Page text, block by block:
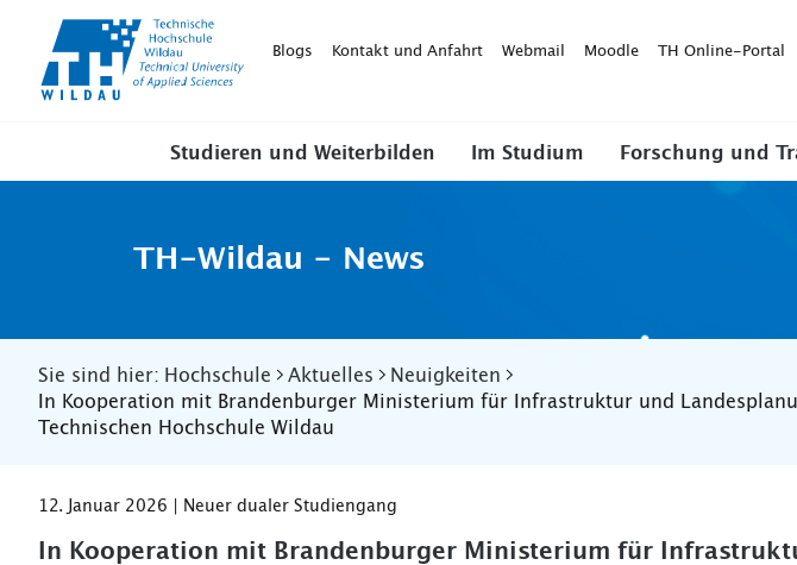
WildauBlogs Kontakt und Anfahrt Webmail Moodle TH Online-Portal
Studieren und Weiterbilden Im Studium Forschung und
TH-Wildau - News
Sie sind hier: Hochschule Aktuelles
Neuigkeiten
In Kooperation mit Brandenburger Ministerium für Infrastruktur und
Technischen Hochschule Wildau
12. Januar 2026 | Neuer dualer Studiengang
In Kooperation mit Brandenburger Ministerium für